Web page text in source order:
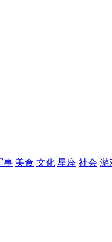
事 美食 文化 星座 社会 游